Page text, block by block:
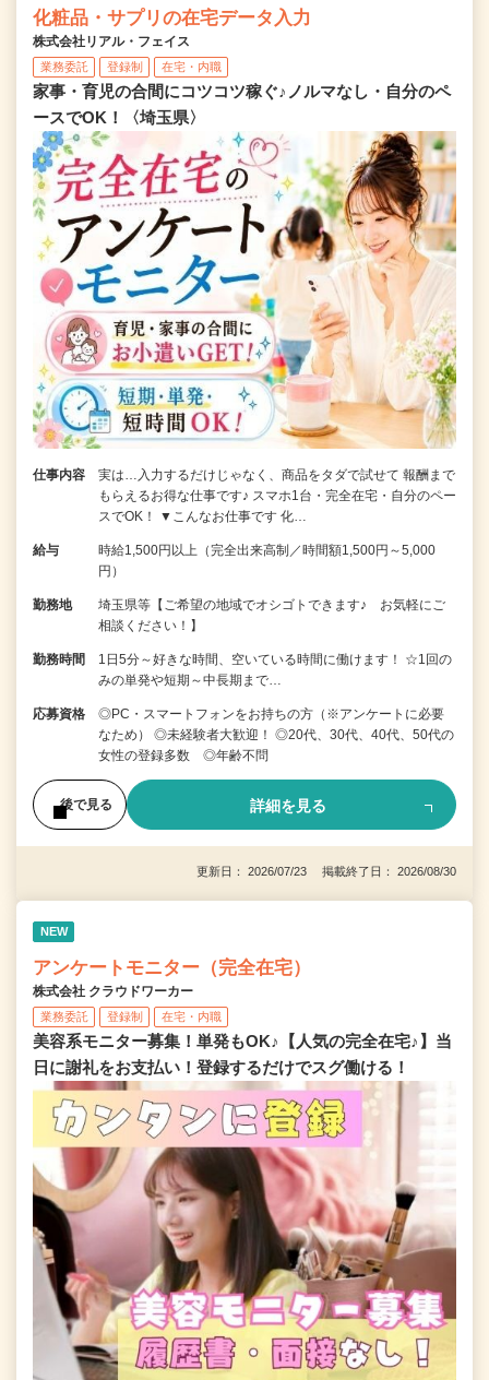
化粧品・サプリの在宅データ入力
株式会社リアル・フェイス
業務委託 登録制 在宅・内職
家事・育児の合間にコツコツ稼ぐ♪ノルマなし・自分のペ
ースでOK！〈埼玉県〉
仕事内容
実は…入力するだけじゃなく、商品をタダで試せて 報酬まで
もらえるお得な仕事です♪ スマホ1台・完全在宅・自分のペー
スでOK！ ▼こんなお仕事です 化…
給与
時給1,500円以上（完全出来高制／時間額1,500円～5,000
円）
勤務地
埼玉県等【ご希望の地域でオシゴトできます♪ お気軽にご
相談ください！】
勤務時間
1日5分～好きな時間、空いている時間に働けます！ ☆1回の
みの単発や短期～中長期まで…
応募資格
◎PC・スマートフォンをお持ちの方（※アンケートに必要
なため） ◎未経験者大歓迎！ ◎20代、30代、40代、50代の
女性の登録多数 ◎年齢不問
後で見る 詳細を見る
更新日： 2026/07/23 掲載終了日： 2026/08/30
NEW
アンケートモニター（完全在宅）
株式会社 クラウドワーカー
業務委託 登録制 在宅・内職
美容系モニター募集！単発もOK♪【人気の完全在宅♪】当
日に謝礼をお支払い！登録するだけでスグ働ける！